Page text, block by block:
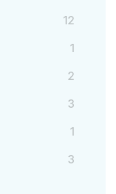
12
1
2
3
1
3